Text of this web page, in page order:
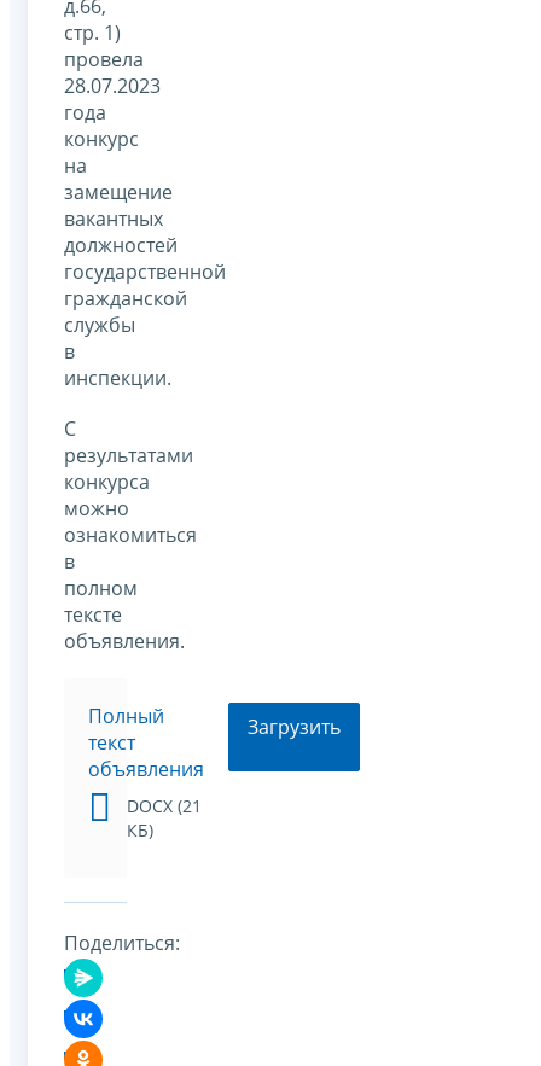
д.66,
стр. 1)
провела
28.07.2023
года
конкурс
на
замещение
вакантных
должностей
государственной
гражданской
службы
в
инспекции.
С
результатами
конкурса
можно
ознакомиться
в
полном
тексте
объявления.
Полный
текст
объявления
DOCX (21
КБ)
Загрузить
Поделиться: